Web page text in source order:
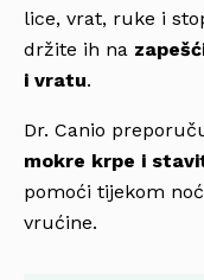
lice, vrat, ruke i
držite ih na
i vratu.
Dr. Canio
mokre krpe i
pomoći tijekom
vrućine.